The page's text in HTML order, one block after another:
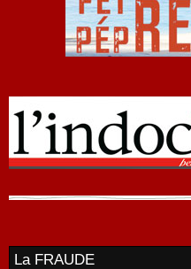
La FRAUDE